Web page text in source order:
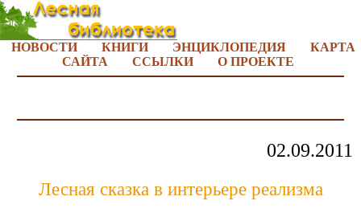
НОВОСТИ КНИГИ ЭНЦИКЛОПЕДИЯ
КАРТА
САЙТА
ССЫЛКИ О ПРОЕКТЕ
02.09.2011
Лесная сказка в интерьере реализма